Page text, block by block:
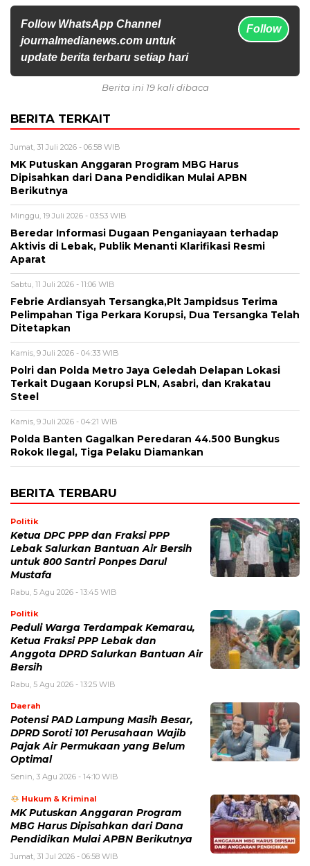
Follow WhatsApp Channel
journalmedianews.com untuk
update berita terbaru setiap hari
Follow
Berita ini 19 kali dibaca
BERITA TERKAIT
Jumat, 31 Juli 2026 - 06:58 WIB
MK Putuskan Anggaran Program MBG Harus
Dipisahkan dari Dana Pendidikan Mulai APBN
Berikutnya
Minggu, 19 Juli 2026 - 03:53 WIB
Beredar Informasi Dugaan Penganiayaan terhadap
Aktivis di Lebak, Publik Menanti Klarifikasi Resmi
Aparat
Sabtu, 11 Juli 2026 - 11:06 WIB
Febrie Ardiansyah Tersangka,Plt Jampidsus Terima
Pelimpahan Tiga Perkara Korupsi, Dua Tersangka Telah
Ditetapkan
Kamis, 9 Juli 2026 - 04:33 WIB
Polri dan Polda Metro Jaya Geledah Delapan Lokasi
Terkait Dugaan Korupsi PLN, Asabri, dan Krakatau
Steel
Kamis, 9 Juli 2026 - 04:21 WIB
Polda Banten Gagalkan Peredaran 44.500 Bungkus
Rokok Ilegal, Tiga Pelaku Diamankan
BERITA TERBARU
Politik
Ketua DPC PPP dan Fraksi PPP
Lebak Salurkan Bantuan Air Bersih
untuk 800 Santri Ponpes Darul
Mustafa
Rabu, 5 Agu 2026 - 13:45 WIB
Politik
Peduli Warga Terdampak Kemarau,
Ketua Fraksi PPP Lebak dan
Anggota DPRD Salurkan Bantuan Air
Bersih
Rabu, 5 Agu 2026 - 13:25 WIB
Daerah
Potensi PAD Lampung Masih Besar,
DPRD Soroti 101 Perusahaan Wajib
Pajak Air Permukaan yang Belum
Optimal
Senin, 3 Agu 2026 - 14:10 WIB
Hukum & Kriminal
MK Putuskan Anggaran Program
MBG Harus Dipisahkan dari Dana
Pendidikan Mulai APBN Berikutnya
Jumat, 31 Jul 2026 - 06:58 WIB